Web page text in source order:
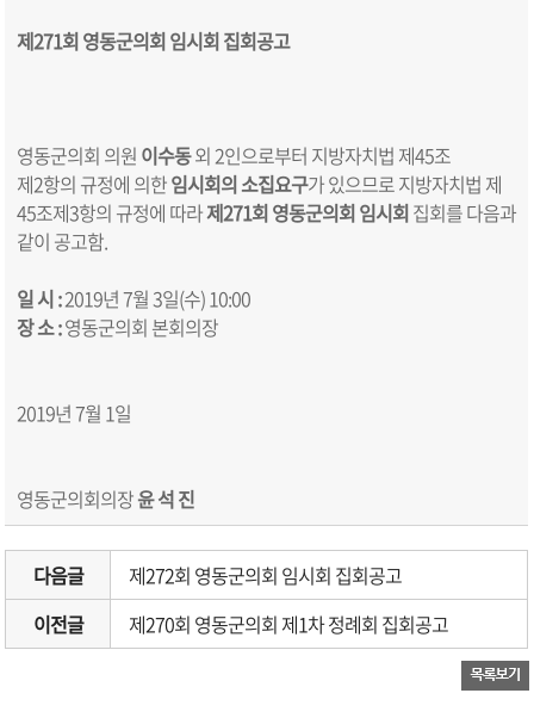
제271회 영동군의회 임시회 집회공고
영동군의회 의원 이수동외 2인으로부터 지방자치법 제45조
제2항의 규정에 의한임시회의 소집요구가 있으므로 지방자치법 제
45조제3항의 규정에 따라제271회 영동군의회 임시회집회를 다음과
같이 공고함.
일 시:2019년 7월 3일(수) 10:00
장 소:영동군의회 본회의장
2019년 7월 1일
영동군의회의장윤 석 진
다음글
제272회 영동군의회 임시회 집회공고
이전글
제270회 영동군의회 제1차 정례회 집회공고